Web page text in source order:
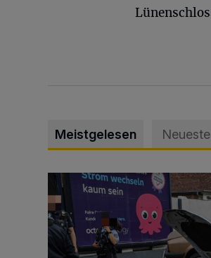
Meistgelesen
Schwerer Unfall mit 2,48